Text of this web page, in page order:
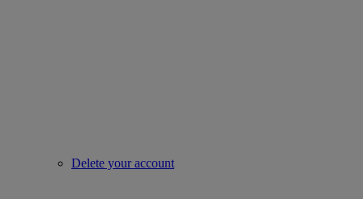
Delete your account